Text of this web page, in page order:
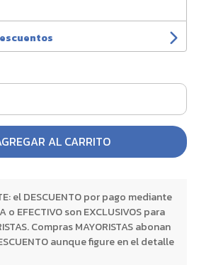
AL CARRITO
el DESCUENTO por pago mediante
o EFECTIVO son EXCLUSIVOS para
Compras MAYORISTAS abonan
aunque figure en el detalle